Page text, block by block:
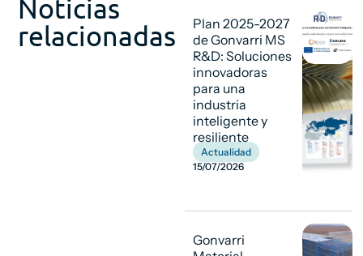
Noticias
relacionadas
Plan 2025-2027
de Gonvarri MS
R&D: Soluciones
innovadoras
para una
industria
inteligente y
resiliente
Actualidad
15/07/2026
Gonvarri